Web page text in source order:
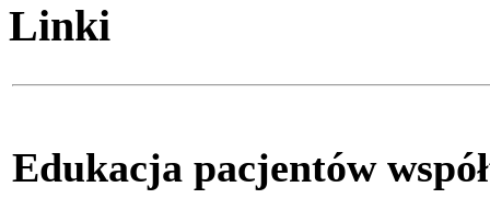
Linki
Edukacja pacjentów